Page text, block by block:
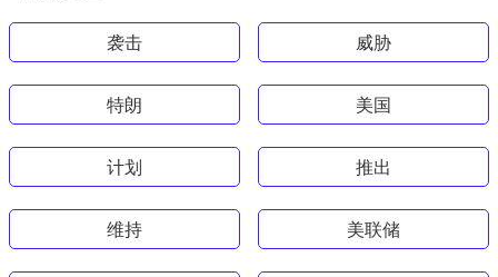
袭击 威胁
特朗 美国
计划 推出
维持 美联储